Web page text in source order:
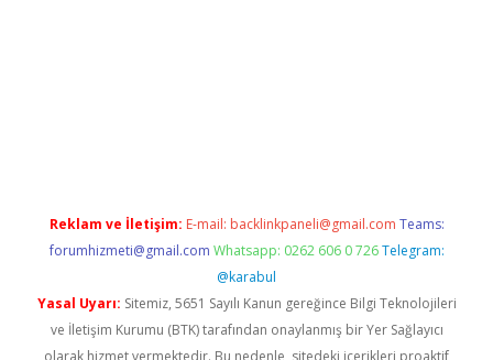
Reklam ve İletişim: E-mail: backlinkpaneli@gmail.com Teams:
forumhizmeti@gmail.com Whatsapp: 0262 606 0 726 Telegram:
@karabul
Yasal Uyarı: Sitemiz, 5651 Sayılı Kanun gereğince Bilgi Teknolojileri
ve İletişim Kurumu (BTK) tarafından onaylanmış bir Yer Sağlayıcı
olarak hizmet vermektedir. Bu nedenle, sitedeki içerikleri proaktif